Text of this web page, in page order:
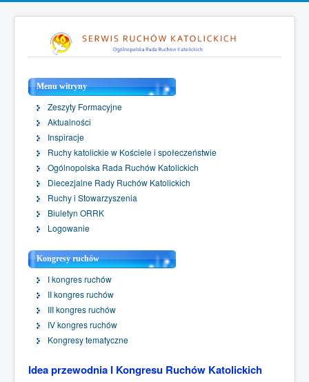
Menu witryny
Zeszyty Formacyjne
Aktualności
Inspiracje
Ruchy katolickie w Kościele i społeczeństwie
Ogólnopolska Rada Ruchów Katolickich
Diecezjalne Rady Ruchów Katolickich
Ruchy i Stowarzyszenia
Biuletyn ORRK
Logowanie
Kongresy ruchów
I kongres ruchów
II kongres ruchów
III kongres ruchów
IV kongres ruchów
Kongresy tematyczne
Idea przewodnia I Kongresu Ruchów Katolickich